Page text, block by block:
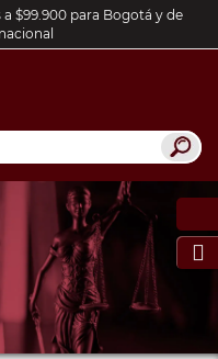
$99.900 para Bogotá y de
